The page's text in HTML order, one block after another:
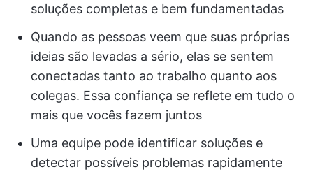
soluções completas e bem fundamentadas
Quando as pessoas veem que suas próprias
ideias são levadas a sério, elas se sentem
conectadas tanto ao trabalho quanto aos
colegas. Essa confiança se reflete em tudo o
mais que vocês fazem juntos
Uma equipe pode identificar soluções e
detectar possíveis problemas rapidamente